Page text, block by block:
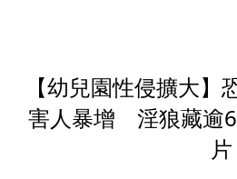
【幼兒園性侵擴大
害人暴增 淫狼藏逾
片